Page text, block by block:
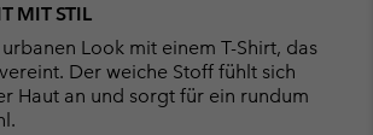
MIT STIL
Look mit einem T-Shirt, das
Der weiche Stoff fühlt sich
Haut an und sorgt für ein rundum